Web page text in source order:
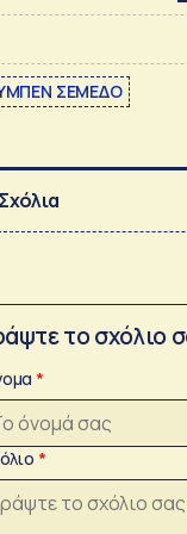
ΣΕΜΕΔΟ
Σχόλια
το σχόλιο